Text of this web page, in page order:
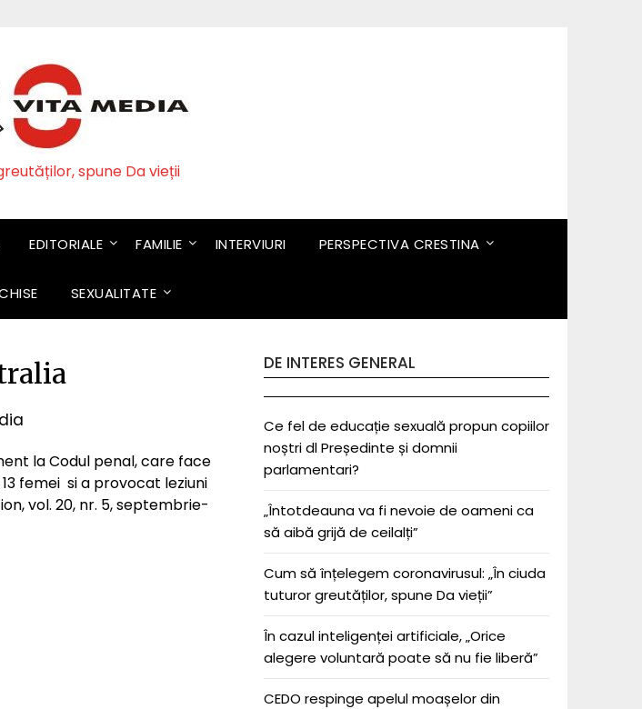
spune Da vieții
EDITORIALE FAMILIE INTERVIURI PERSPECTIVA CRESTINA
SEXUALITATE
la Codul penal, care face
femei si a provocat leziuni
vol. 20, nr. 5, septembrie-
DE INTERES GENERAL
Ce fel de educație sexuală propun copiilor
noștri dl Președinte și domnii
parlamentari?
„Întotdeauna va fi nevoie de oameni ca
să aibă grijă de ceilalți”
Cum să înțelegem coronavirusul: „În ciuda
tuturor greutăților, spune Da vieții”
În cazul inteligenței artificiale, „Orice
alegere voluntară poate să nu fie liberă”
CEDO respinge apelul moașelor din